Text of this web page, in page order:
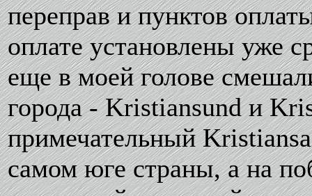
переправ и пунктов
оплате установлены уже
еще в моей голове
города - Kristiansund и
примечательный
самом юге страны, а на